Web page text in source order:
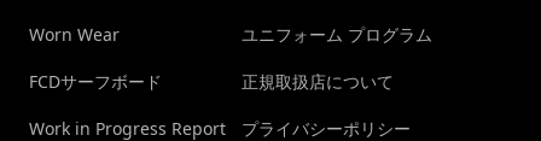
Worn Wear
FCDサーフボード
Work in Progress Report
ユニフォーム プログラム
正規取扱店について
プライバシーポリシー